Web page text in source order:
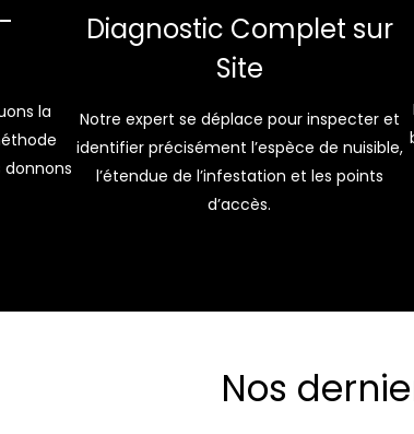
la
donnons
Diagnostic Complet sur
Site
Notre expert se déplace pour inspecter et
identifier précisément l’espèce de nuisible,
l’étendue de l’infestation et les points
d’accès.
Nos